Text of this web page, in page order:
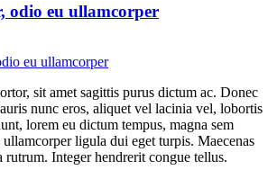
odio eu ullamcorper
sit amet sagittis purus dictum ac. Donec
nunc eros, aliquet vel lacinia vel, lobortis
lorem eu dictum tempus, magna sem
ligula dui eget turpis. Maecenas
rutrum. Integer hendrerit congue tellus.